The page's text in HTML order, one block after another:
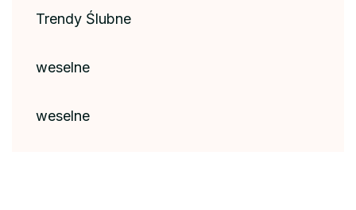
Trendy Ślubne
weselne
weselne